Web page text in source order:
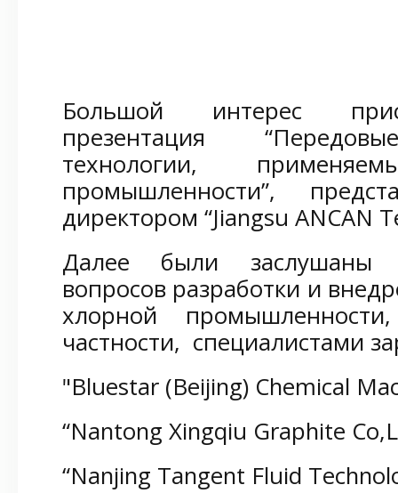
Большой интерес
презентация
технологии,
промышленности”,
директором “Jiangsu ANCAN
Далее были заслушаны
вопросов разработки и
хлорной
частности, специалистами
"Bluestar (Beijing) Chemical
“Nantong Xingqiu Graphite
“Nanjing Tangent Fluid